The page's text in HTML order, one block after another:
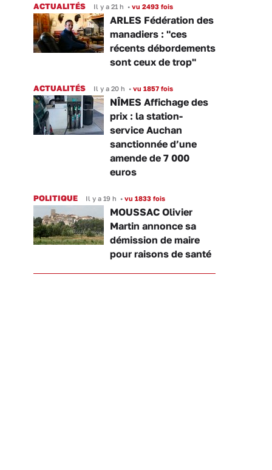
ACTUALITÉS Il y a 21 h • vu 2493 fois
ARLES Fédération des
manadiers : "ces
récents débordements
sont ceux de trop"
ACTUALITÉS Il y a 20 h • vu 1857 fois
NÎMES Affichage des
prix : la station-
service Auchan
sanctionnée d’une
amende de 7 000
euros
POLITIQUE Il y a 19 h • vu 1833 fois
MOUSSAC Olivier
Martin annonce sa
démission de maire
pour raisons de santé